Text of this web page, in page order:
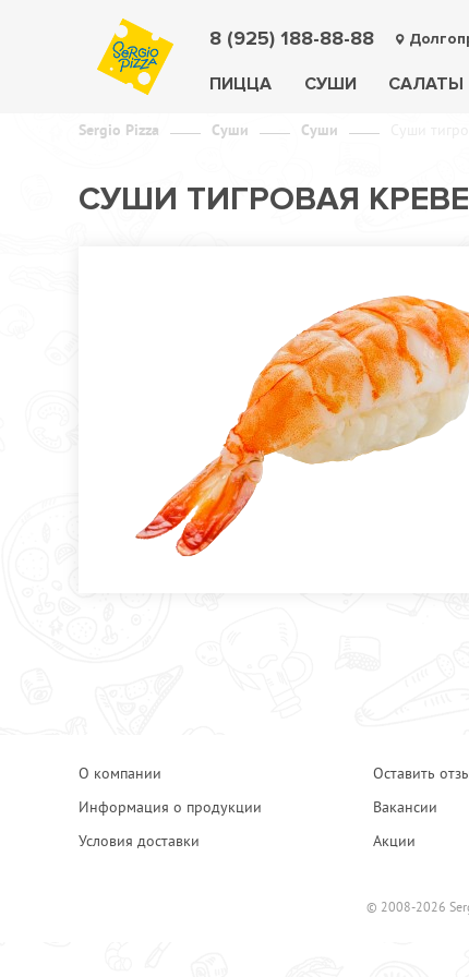
8 (925) 188-88-88
ПИЦЦА СУШИ САЛАТЫ
Sergio Pizza Суши Суши
СУШИ ТИГРОВАЯ
О компании Оставить
Информация о продукции
Вакансии
Условия доставки
Акции
© 2008-2026